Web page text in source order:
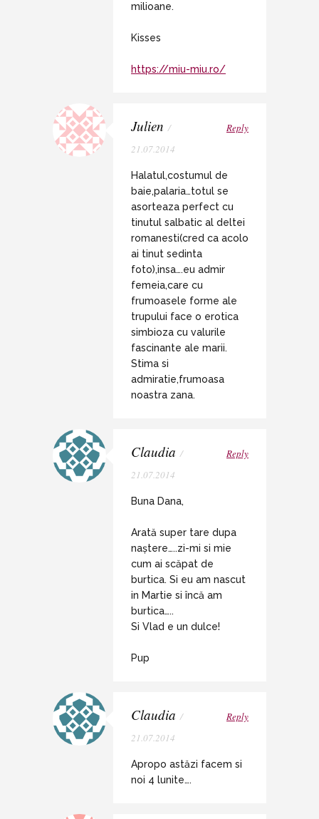
milioane.
Kisses
https://miu-miu.ro/
Julien /
21.07.2014
Reply
Halatul,costumul de
baie,palaria…totul se
asorteaza perfect cu
tinutul salbatic al deltei
romanesti(cred ca acolo
ai tinut sedinta
foto),insa….eu admir
femeia,care cu
frumoasele forme ale
trupului face o erotica
simbioza cu valurile
fascinante ale marii.
Stima si
admiratie,frumoasa
noastra zana.
Claudia /
21.07.2014
Reply
Buna Dana,
Arată super tare dupa
naștere…..zi-mi si mie
cum ai scăpat de
burtica. Si eu am nascut
in Martie si încă am
burtica…..
Si Vlad e un dulce!
Pup
Claudia /
21.07.2014
Reply
Apropo astăzi facem si
noi 4 lunite….